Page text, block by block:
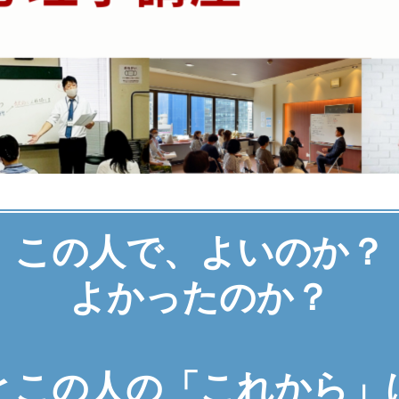
この人で、よいのか？
よかったのか？
この人の「これから」